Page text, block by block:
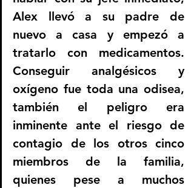
Alex llevó a su padre de
nuevo a casa y empezó a
tratarlo con medicamentos.
Conseguir analgésicos y
oxígeno fue toda una odisea,
también el peligro era
inminente ante el riesgo de
contagio de los otros cinco
miembros de la familia,
quienes pese a muchos